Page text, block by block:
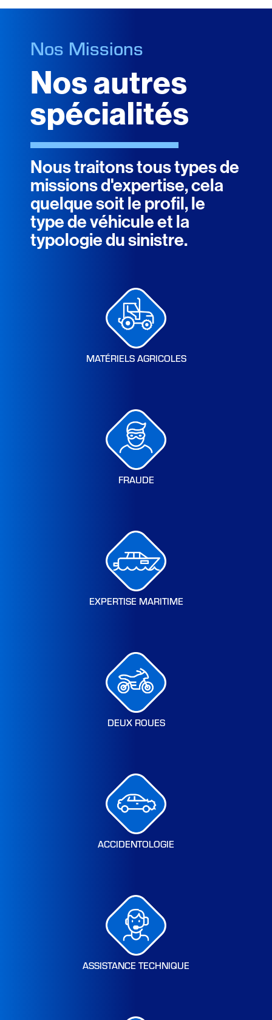
Nos Missions
Nos autres
spécialités
Nous traitons tous types de
missions d'expertise, cela
quelque soit le profil, le
type de véhicule et la
typologie du sinistre.
MATÉRIELS AGRICOLES
FRAUDE
EXPERTISE MARITIME
DEUX ROUES
ACCIDENTOLOGIE
ASSISTANCE TECHNIQUE